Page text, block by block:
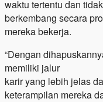
waktu tertentu dan
berkembang secara
mereka bekerja.
“Dengan
memiliki jalur
karir yang lebih jelas
keterampilan mereka